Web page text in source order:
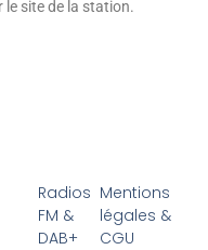
le site de la station.
Radios
FM &
DAB+
Mentions
légales &
CGU